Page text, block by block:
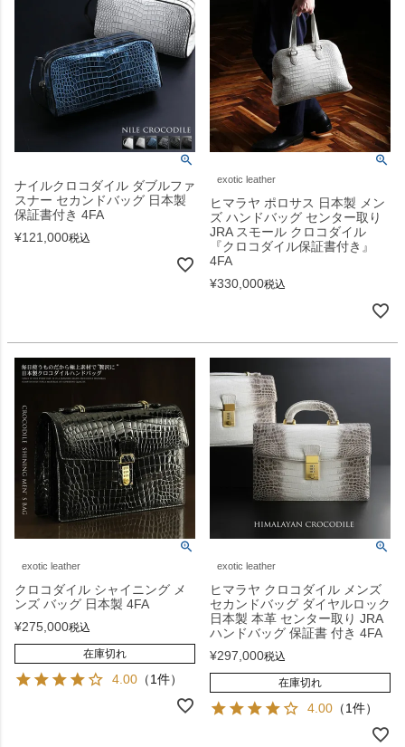
ナイルクロコダイル ダブルファ
スナー セカンドバッグ 日本製
保証書付き 4FA
¥121,000税込
exotic leather
ヒマラヤ ポロサス 日本製 メン
ズ ハンドバッグ センター取り
JRA スモール クロコダイル
『クロコダイル保証書付き』
4FA
¥330,000税込
exotic leather
クロコダイル シャイニング メ
ンズ バッグ 日本製 4FA
¥275,000税込
在庫切れ
4.00 （1件）
exotic leather
ヒマラヤ クロコダイル メンズ
セカンドバッグ ダイヤルロック
日本製 本革 センター取り JRA
ハンドバッグ 保証書 付き 4FA
¥297,000税込
在庫切れ
4.00 （1件）